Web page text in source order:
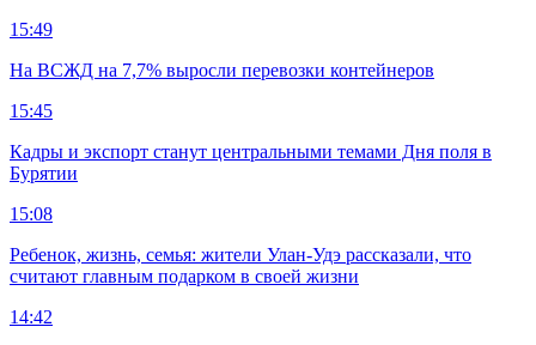
15:49
На ВСЖД на 7,7% выросли перевозки контейнеров
15:45
Кадры и экспорт станут центральными темами Дня поля в
Бурятии
15:08
Ребенок, жизнь, семья: жители Улан-Удэ рассказали, что
считают главным подарком в своей жизни
14:42